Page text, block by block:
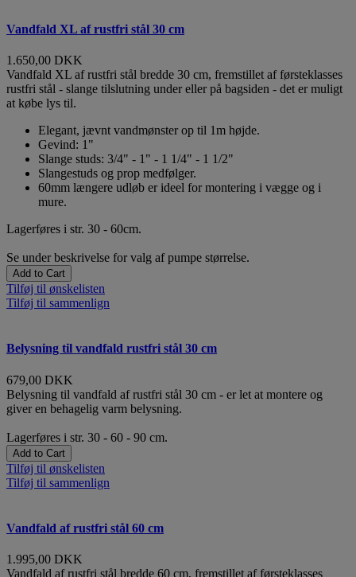
Vandfald XL af rustfri stål 30 cm
1.650,00 DKK
Vandfald XL af rustfri stål bredde 30 cm, fremstillet af førsteklasses
rustfri stål - slange tilslutning under eller på bagsiden - det er muligt
at købe lys til.
Elegant, jævnt vandmønster op til 1m højde.
Gevind: 1"
Slange studs: 3/4" - 1" - 1 1/4" - 1 1/2"
Slangestuds og prop medfølger.
60mm længere udløb er ideel for montering i vægge og i
mure.
Lagerføres i str. 30 - 60cm.
Se under beskrivelse for valg af pumpe størrelse.
Add to Cart
Tilføj til ønskelisten
Tilføj til sammenlign
Belysning til vandfald rustfri stål 30 cm
679,00 DKK
Belysning til vandfald af rustfri stål 30 cm - er let at montere og
giver en behagelig varm belysning.
Lagerføres i str. 30 - 60 - 90 cm.
Add to Cart
Tilføj til ønskelisten
Tilføj til sammenlign
Vandfald af rustfri stål 60 cm
1.995,00 DKK
Vandfald af rustfri stål bredde 60 cm, fremstillet af førsteklasses